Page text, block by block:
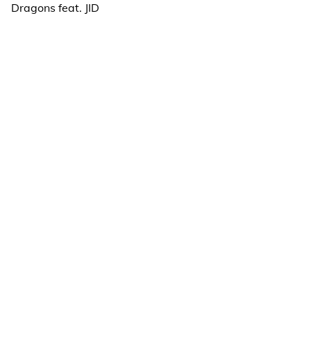
Dragons feat. JID